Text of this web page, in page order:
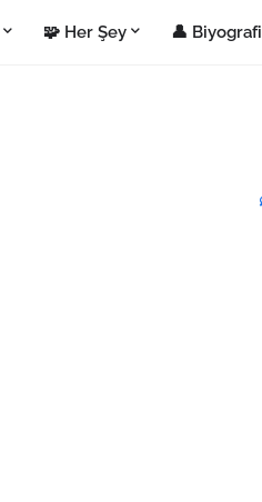
🧩 Her Şey 👤 Biyografi